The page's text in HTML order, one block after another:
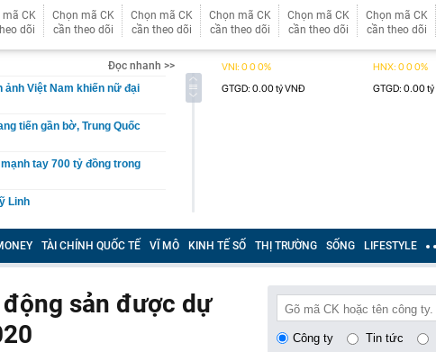
mã CK
dõi
Chọn mã CK
cần theo dõi
Chọn mã CK
cần theo dõi
Chọn mã CK
cần theo dõi
Chọn mã CK
cần theo dõi
Chọn mã CK
cần theo dõi
Đọc nhanh >>
ảnh Việt Nam khiến nữ đại
tiến gần bờ, Trung Quốc
tay 700 tỷ đồng trong
Linh
lao “khủng”, có người bình
sử dụng bất ngờ có số dư
giềng Việt Nam: giá khai
Amazon hậu thuẫn lập
TÀI CHÍNH QUỐC TẾ VĨ MÔ KINH TẾ SỐ THỊ TRƯỜNG SỐNG LIFESTYLE
sản được dự
Công ty Tin tức